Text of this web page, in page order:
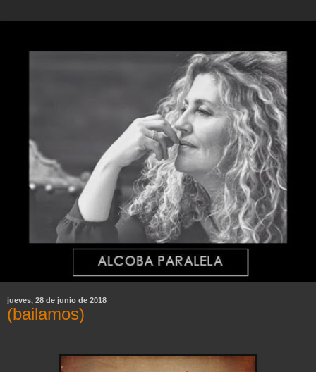
jueves, 28 de junio de 2018
(bailamos)